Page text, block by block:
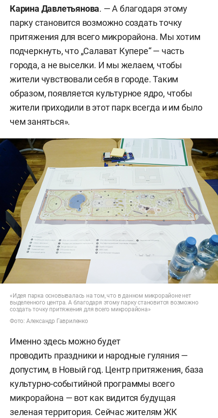
Карина Давлетьянова. — А благодаря этому
парку становится возможно создать точку
притяжения для всего микрорайона. Мы хотим
подчеркнуть, что „Салават Купере“ — часть
города, а не выселки. И мы желаем, чтобы
жители чувствовали себя в городе. Таким
образом, появляется культурное ядро, чтобы
жители приходили в этот парк всегда и им было
чем заняться».
«Идея парка основывалась на том, что в данном микрорайоне нет
выделенного центра. А благодаря этому парку становится возможно
создать точку притяжения для всего микрорайона»
Фото: Александр Гавриленко
Именно здесь можно будет
проводить праздники и народные гуляния —
допустим, в Новый год. Центр притяжения, база
культурно-событийной программы всего
микрорайона — вот как видится будущая
зеленая территория. Сейчас жителям ЖК